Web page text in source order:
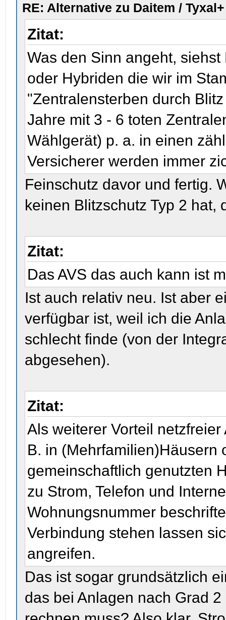
RE: Alternative zu Daitem / Tyxal+
Zitat:
Was den Sinn angeht,
oder Hybriden die wir im
"Zentralensterben durch
Jahre mit 3 - 6 toten
Wählgerät) p. a. in einen
Versicherer werden immer
Feinschutz davor und fertig.
keinen Blitzschutz Typ 2 hat,
Zitat:
Das AVS das auch kann ist
Ist auch relativ neu. Ist aber
verfügbar ist, weil ich die
schlecht finde (von der
abgesehen).
Zitat:
Als weiterer Vorteil
B. in (Mehrfamilien)Häusern
gemeinschaftlich genutzten
zu Strom, Telefon und
Wohnungsnummer
Verbindung stehen lassen
angreifen.
Das ist sogar grundsätzlich
das bei Anlagen nach Grad